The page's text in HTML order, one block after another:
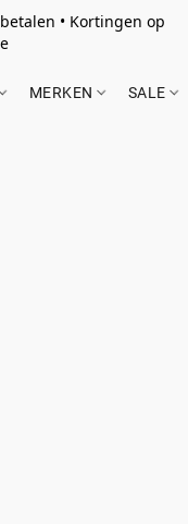
• Kortingen op
MERKEN SALE